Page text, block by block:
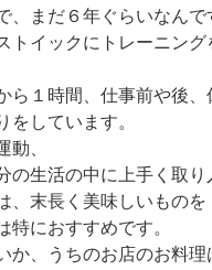
、まだ６年ぐらいなんで
トイックにトレーニング
ら１時間、仕事前や後、
をしています。
動、
の生活の中に上手く取り
、 末長く美味しいものを
特におすすめです。
か、うちのお店のお料理